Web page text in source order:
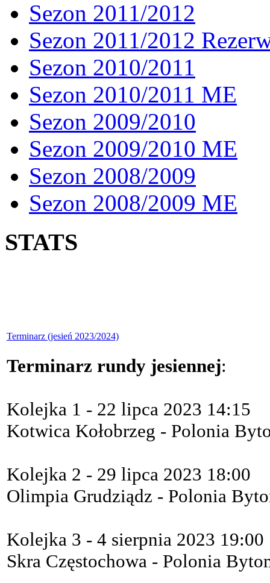
Sezon 2011/2012
Sezon 2011/2012
Sezon 2010/2011
Sezon 2010/2011 ME
Sezon 2009/2010
Sezon 2009/2010 ME
Sezon 2008/2009
Sezon 2008/2009 ME
STATS
Terminarz (jesień 2023/2024)
Terminarz rundy jesiennej:
Kolejka 1 - 22 lipca 2023 14:15
Kotwica Kołobrzeg - Polonia
Kolejka 2 - 29 lipca 2023 18:00
Olimpia Grudziądz - Polonia
Kolejka 3 - 4 sierpnia 2023 19:00
Skra Częstochowa - Polonia